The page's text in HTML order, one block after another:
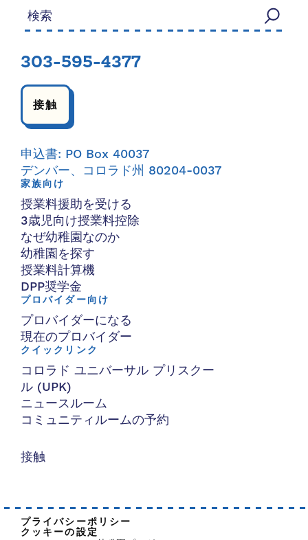
検索する：
303-595-4377
接触
申込書: PO Box 40037
デンバー、コロラド州 80204-0037
家族向け
授業料援助を受ける
3歳児向け授業料控除
なぜ幼稚園なのか
幼稚園を探す
授業料計算機
DPP奨学金
プロバイダー向け
プロバイダーになる
現在のプロバイダー
クイックリンク
コロラド ユニバーサル プリスクー
ル (UPK)
ニュースルーム
コミュニティルームの予約
接触
プライバシーポリシー
クッキーの設定